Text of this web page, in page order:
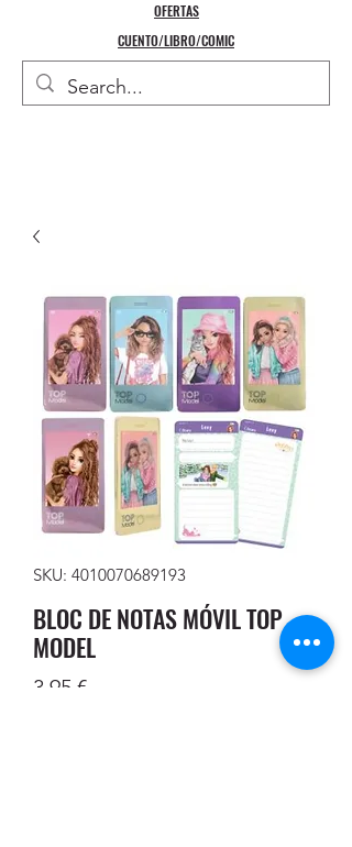
OFERTAS
CUENTO/LIBRO/COMIC
SKU: 4010070689193
BLOC DE NOTAS MÓVIL TOP
MODEL
3,95 €Precio